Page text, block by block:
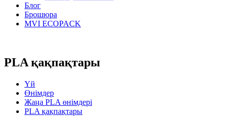
Блог
Брошюра
MVI ECOPACK
PLA қақпақтары
Үй
Өнімдер
Жаңа PLA өнімдері
PLA қақпақтары